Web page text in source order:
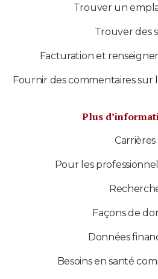
Trouver un
Trouver des
Facturation et
Fournir des commentaires sur
Plus
Carrières
Pour les
Façons de
Données
Besoins en santé